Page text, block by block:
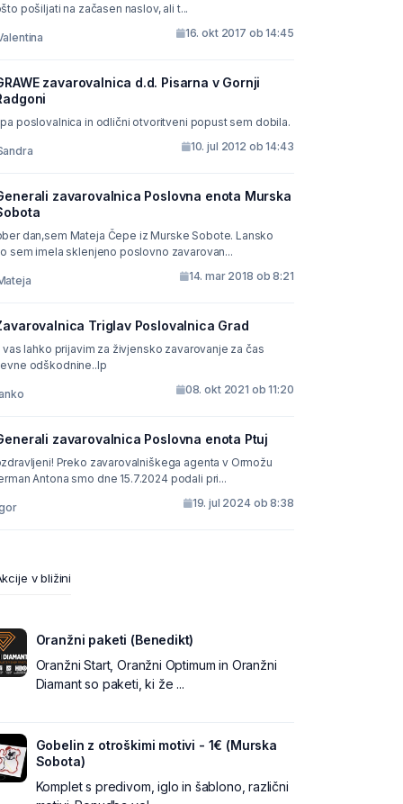
pošiljati na začasen naslov, ali t...
16. okt 2017 ob 14:45
zavarovalnica d.d. Pisarna v Gornji
poslovalnica in odlični otvoritveni popust sem dobila.
10. jul 2012 ob 14:43
zavarovalnica Poslovna enota Murska
dan,sem Mateja Čepe iz Murske Sobote. Lansko
leto sem imela sklenjeno poslovno zavarovan...
14. mar 2018 ob 8:21
Triglav Poslovalnica Grad
vas lahko prijavim za živjensko zavarovanje za čas
odškodnine..lp
08. okt 2021 ob 11:20
zavarovalnica Poslovna enota Ptuj
Preko zavarovalniškega agenta v Ormožu
Antona smo dne 15.7.2024 podali pri...
19. jul 2024 ob 8:38
v bližini
Oranžni paketi (Benedikt)
Oranžni Start, Oranžni Optimum in Oranžni
Diamant so paketi, ki že ...
Gobelin z otroškimi motivi - 1€ (Murska
Sobota)
Komplet s predivom, iglo in šablono, različni